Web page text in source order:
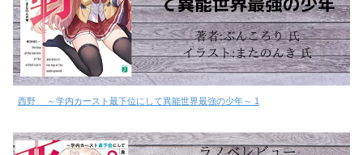
西野 ～学内カースト最下位にして異能世界最強の少年～ 1